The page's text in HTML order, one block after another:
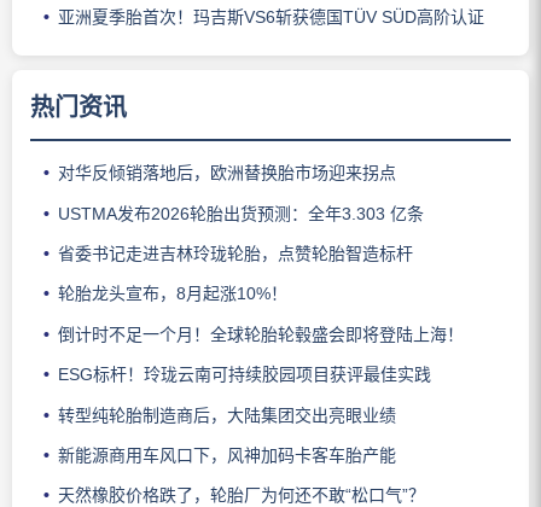
亚洲夏季胎首次！玛吉斯VS6斩获德国TÜV SÜD高阶认证
热门资讯
对华反倾销落地后，欧洲替换胎市场迎来拐点
USTMA发布2026轮胎出货预测：全年3.303 亿条
省委书记走进吉林玲珑轮胎，点赞轮胎智造标杆
轮胎龙头宣布，8月起涨10%！
倒计时不足一个月！全球轮胎轮毂盛会即将登陆上海！
ESG标杆！玲珑云南可持续胶园项目获评最佳实践
转型纯轮胎制造商后，大陆集团交出亮眼业绩
新能源商用车风口下，风神加码卡客车胎产能
天然橡胶价格跌了，轮胎厂为何还不敢“松口气”？